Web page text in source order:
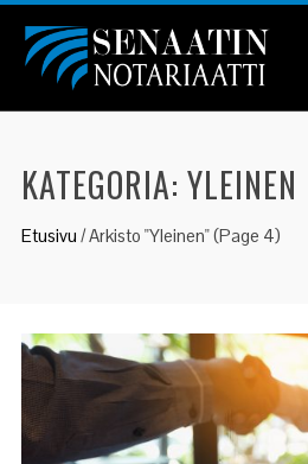
KATEGORIA: YLEINEN
Etusivu /Arkisto "Yleinen"(Page 4)